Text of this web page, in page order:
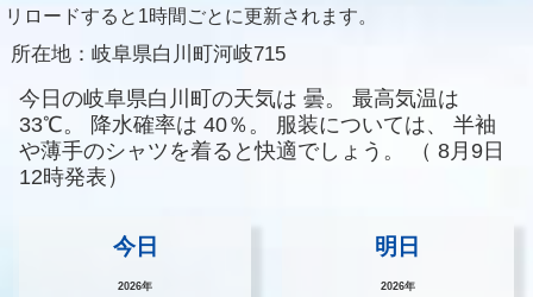
リロードすると1時間ごとに更新されます。
所在地： 岐阜県白川町河岐715
今日の岐阜県白川町の天気は 曇。
最高気温は
33℃。
降水確率は 40％。 服装については、
半袖
や薄手のシャツを着ると快適でしょう。
（ 8月9日
12時発表）
今日
2026年
明日
2026年